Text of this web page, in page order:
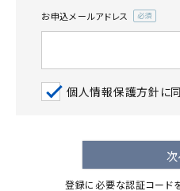
キーワードから探す
お申込メールアドレス
(必
個人情報保護方針 に
次
登録に必要な認証コード